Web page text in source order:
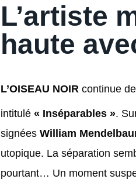
L’artiste
haute
L’OISEAU NOIR continue
intitulé « Inséparables ».
signées William
utopique. La séparation
pourtant… Un moment